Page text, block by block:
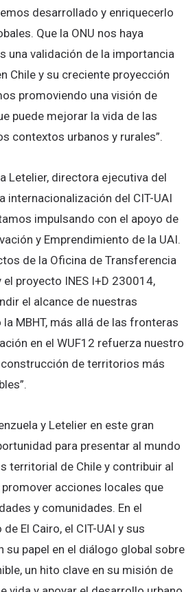
desarrollado y enriquecerlo
Que la ONU nos haya
una validación de la importancia
Chile y su creciente proyección
promoviendo una visión de
puede mejorar la vida de las
contextos urbanos y rurales”.
Letelier, directora ejecutiva del
internacionalización del CIT-UAI
impulsando con el apoyo de
y Emprendimiento de la UAI.
de la Oficina de Transferencia
proyecto INES I+D 230014,
el alcance de nuestras
MBHT, más allá de las fronteras
en el WUF12 refuerza nuestro
de territorios más
y Letelier en este gran
para presentar al mundo
territorial de Chile y contribuir al
acciones locales que
y comunidades. En el
El Cairo, el CIT-UAI y sus
su papel en el diálogo global sobre
un hito clave en su misión de